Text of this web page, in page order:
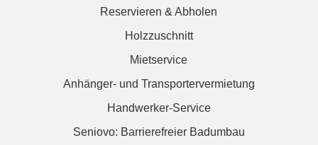
Reservieren & Abholen
Holzzuschnitt
Mietservice
Anhänger- und Transportervermietung
Handwerker-Service
Seniovo: Barrierefreier Badumbau